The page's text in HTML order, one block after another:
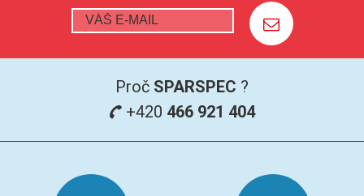
TAVENÍ
SPEX MLETÍ
GRAFITOVÉ KELÍMKY
MS/SPM
Proč SPARSPEC ?
+420 466 921 404